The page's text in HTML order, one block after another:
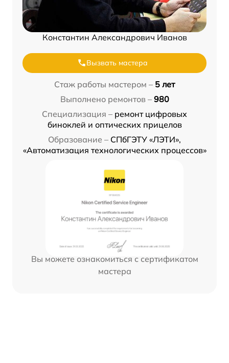
Константин Александрович Иванов
Вызвать мастера
Стаж работы мастером – 5 лет
Выполнено ремонтов – 980
Специализация – ремонт цифровых
биноклей и оптических прицелов
Образование – СПбГЭТУ «ЛЭТИ»,
«Автоматизация технологических процессов»
Вы можете ознакомиться с сертификатом
мастера